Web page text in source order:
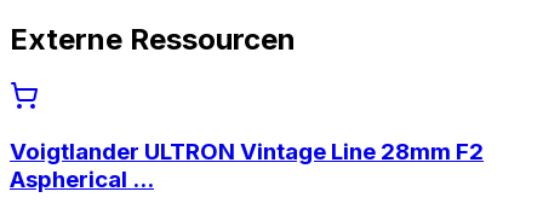
Externe Ressourcen
Voigtlander ULTRON Vintage Line 28mm F2
Aspherical ...